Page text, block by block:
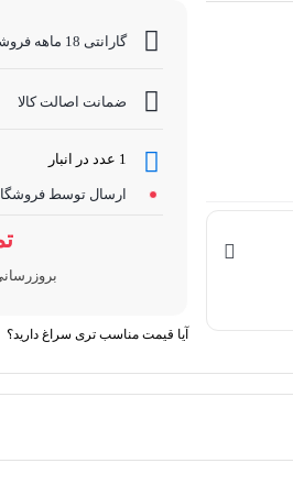
گارانتی 18 ماهه فروشگاه اینترنتی دیددوم
ضمانت اصالت کالا
1 عدد در انبار
ارسال توسط
آیا قیمت مناسب تری سراغ دارید؟